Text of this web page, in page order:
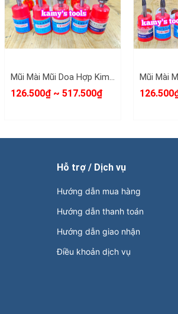
Mũi Mài Mũi Doa Hợp Kim Thép Fx 6mm 8mm 10mm 12mm 14mm 16mm
126.500₫ ~ 517.500₫
Hỗ trợ / Dịch vụ
Hướng dẫn mua hàng
Hướng dẫn thanh toán
Hướng dẫn giao nhận
Điều khoản dịch vụ